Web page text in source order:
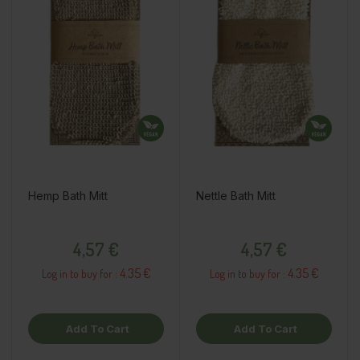
Hemp Bath Mitt
4,57 €
Log in to buy for : 4.35 €
Add To Cart
Nettle Bath Mitt
4,57 €
Log in to buy for : 4.35 €
Add To Cart